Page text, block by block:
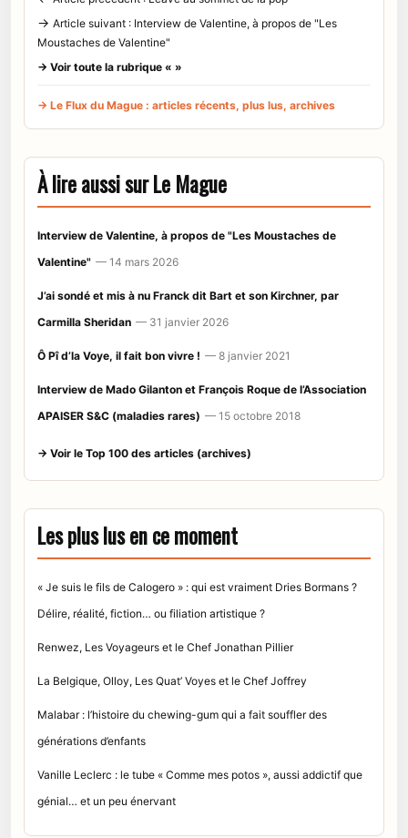
→ Article suivant : Interview de Valentine, à propos de "Les
Moustaches de Valentine"
→ Voir toute la rubrique « »
→ Le Flux du Mague : articles récents, plus lus, archives
À lire aussi sur Le Mague
Interview de Valentine, à propos de "Les Moustaches de
Valentine" — 14 mars 2026
J’ai sondé et mis à nu Franck dit Bart et son Kirchner, par
Carmilla Sheridan — 31 janvier 2026
Ô Pî d’la Voye, il fait bon vivre ! — 8 janvier 2021
Interview de Mado Gilanton et François Roque de l’Association
APAISER S&C (maladies rares) — 15 octobre 2018
→ Voir le Top 100 des articles (archives)
Les plus lus en ce moment
« Je suis le fils de Calogero » : qui est vraiment Dries Bormans ?
Délire, réalité, fiction… ou filiation artistique ?
Renwez, Les Voyageurs et le Chef Jonathan Pillier
La Belgique, Olloy, Les Quat’ Voyes et le Chef Joffrey
Malabar : l’histoire du chewing-gum qui a fait souffler des
générations d’enfants
Vanille Leclerc : le tube « Comme mes potos », aussi addictif que
génial… et un peu énervant